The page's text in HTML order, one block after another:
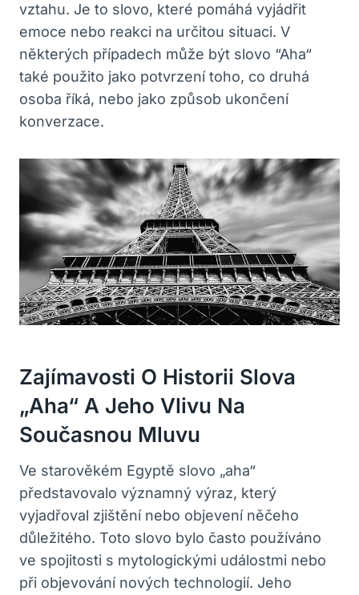
vztahu. Je to slovo, které pomáhá vyjádřit
emoce nebo reakci na určitou situaci. V
některých případech může být slovo ⁤“Aha“
také použito jako potvrzení toho, co druhá
osoba říká, nebo jako způsob ukončení
konverzace.
Zajímavosti⁤ O Historii Slova
„Aha“ A Jeho Vlivu Na
Současnou Mluvu
Ve starověkém Egyptě slovo „aha“
představovalo významný výraz, který‌
vyjadřoval zjištění‌ nebo objevení něčeho
důležitého. Toto ⁣slovo ⁢bylo často používáno
ve spojitosti s mytologickými událostmi nebo
‍při objevování nových technologií. Jeho